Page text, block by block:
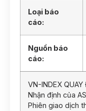
Loại báo
cáo:
Nguồn báo
cáo:
VN-INDEX
Nhận định của
Phiên giao dịch